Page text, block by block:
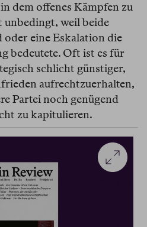
dem offenes Kämpfen zu
weil beide
oder eine Eskalation die
bedeutete. Oft ist es für
schlicht günstiger,
aufrechtzuerhalten,
Partei noch genügend
zu kapitulieren.